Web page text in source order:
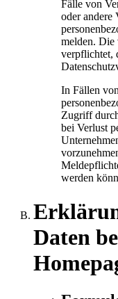
Fälle von
oder andere
melden. Die
verpflichtet,
In Fällen
Zugriff
bei Verlust
werden
Daten